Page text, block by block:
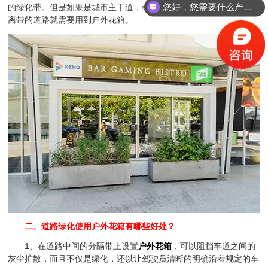
的绿化带。但是如果是城市主干道，或者是道路中间没有铺设绿化隔
离带的道路就需要用到户外花箱。
二、道路绿化使用户外花箱有哪些好处？
1、在道路中间的分隔带上设置户外花箱 ，可以阻挡车道之间的
灰尘扩散，而且不仅是绿化，还以让驾驶员清晰的明确沿着规定的车
您好，您需要什么产品？